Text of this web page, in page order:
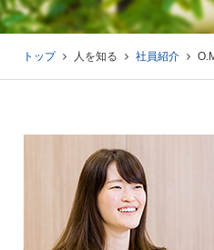
トップ 人を知る 社員紹介